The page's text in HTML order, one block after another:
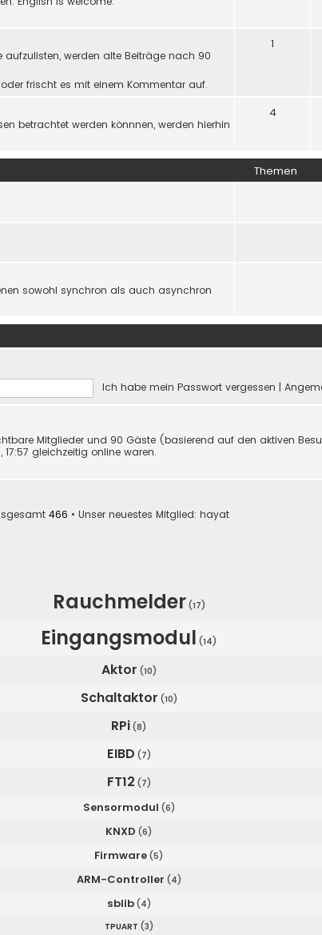
werden alte Beiträge nach 90
frischt es mit einem Kommentar auf.
1
betrachtet werden könnnen, werden hierhin
4
Themen
sowohl synchron als auch asynchron
Ich habe mein Passwort vergessen |
Mitglieder und 90 Gäste (basierend auf den aktiven
gleichzeitig online waren.
466 • Unser neuestes Mitglied: hayat
Rauchmelder (17)
Eingangsmodul (14)
Aktor (10)
Schaltaktor (10)
RPi (8)
EIBD (7)
FT12 (7)
Sensormodul (6)
KNXD (6)
Firmware (5)
ARM-Controller (4)
sblib (4)
TPUART (3)